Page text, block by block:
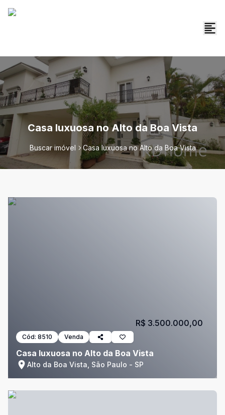
Casa luxuosa no Alto da Boa Vista
Buscar imóvel Casa luxuosa no Alto da Boa Vista
Cód: 8510 Venda
Casa luxuosa no Alto da Boa Vista
Alto da Boa Vista, São Paulo - SP
R$ 3.500.000,00